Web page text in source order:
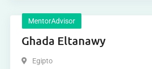
MentorAdvisor
Ghada Eltanawy
Egipto